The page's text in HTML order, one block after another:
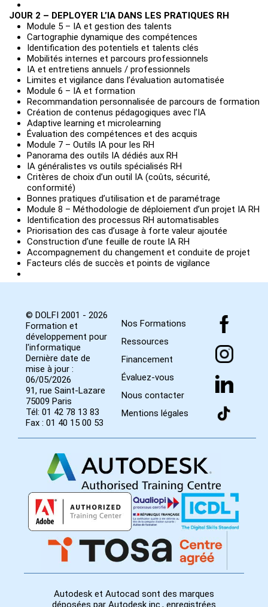
JOUR 2 – DEPLOYER L’IA DANS LES PRATIQUES RH
Module 5 – IA et gestion des talents
Cartographie dynamique des compétences
Identification des potentiels et talents clés
Mobilités internes et parcours professionnels
IA et entretiens annuels / professionnels
Limites et vigilance dans l’évaluation automatisée
Module 6 – IA et formation
Recommandation personnalisée de parcours de formation
Création de contenus pédagogiques avec l’IA
Adaptive learning et microlearning
Évaluation des compétences et des acquis
Module 7 – Outils IA pour les RH
Panorama des outils IA dédiés aux RH
IA généralistes vs outils spécialisés RH
Critères de choix d’un outil IA (coûts, sécurité,
conformité)
Bonnes pratiques d’utilisation et de paramétrage
Module 8 – Méthodologie de déploiement d’un projet IA RH
Identification des processus RH automatisables
Priorisation des cas d’usage à forte valeur ajoutée
Construction d’une feuille de route IA RH
Accompagnement du changement et conduite de projet
Facteurs clés de succès et points de vigilance
© DOLFI 2001 - 2026
Formation et
développement pour
l'informatique
Dernière date de
mise à jour :
06/05/2026
91, rue Saint-Lazare
75009 Paris
Tél: 01 42 78 13 83
Fax : 01 40 15 00 53
Nos Formations
Ressources
Financement
Évaluez-vous
Nous contacter
Mentions légales
Autodesk et Autocad sont des marques
déposées par Autodesk inc., enregistrées